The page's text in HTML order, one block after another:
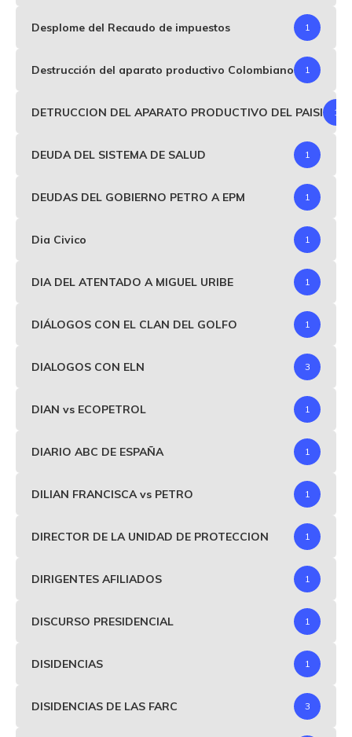
Desplome del Recaudo de impuestos 1
Destrucción del aparato productivo Colombiano 1
DETRUCCION DEL APARATO PRODUCTIVO DEL PAISI 1
DEUDA DEL SISTEMA DE SALUD 1
DEUDAS DEL GOBIERNO PETRO A EPM 1
Dia Civico 1
DIA DEL ATENTADO A MIGUEL URIBE 1
DIÁLOGOS CON EL CLAN DEL GOLFO 1
DIALOGOS CON ELN 3
DIAN vs ECOPETROL 1
DIARIO ABC DE ESPAÑA 1
DILIAN FRANCISCA vs PETRO 1
DIRECTOR DE LA UNIDAD DE PROTECCION 1
DIRIGENTES AFILIADOS 1
DISCURSO PRESIDENCIAL 1
DISIDENCIAS 1
DISIDENCIAS DE LAS FARC 3